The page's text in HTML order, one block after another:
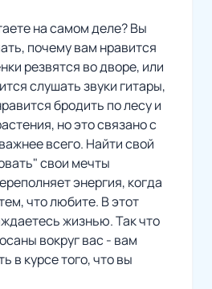
на самом деле? Вы
почему вам нравится
резвятся во дворе, или
слушать звуки гитары,
бродить по лесу и
но это связано с
всего. Найти свой
свои мечты
энергия, когда
что любите. В этот
жизнью. Так что
вокруг вас - вам
в курсе того, что вы